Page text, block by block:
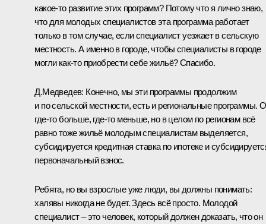
какое‑то развитие этих программ? Потому что я лично знаю,
что для молодых специалистов эта программа работает
только в том случае, если специалист уезжает в сельскую
местность. А именно в городе, чтобы специалисты в городе
могли как‑то приобрести себе жильё? Спасибо.
Д.Медведев: Конечно, мы эти программы продолжим
и по сельской местности, есть и региональные программы.
где‑то больше, где‑то меньше, но в целом по регионам всё
равно тоже жильё молодым специалистам выделяется,
субсидируется кредитная ставка по ипотеке и
первоначальный взнос.
Ребята, но вы взрослые уже люди, вы должны понимать:
халявы никогда не будет. Здесь всё просто. Молодой
специалист – это человек, который должен доказать, что он